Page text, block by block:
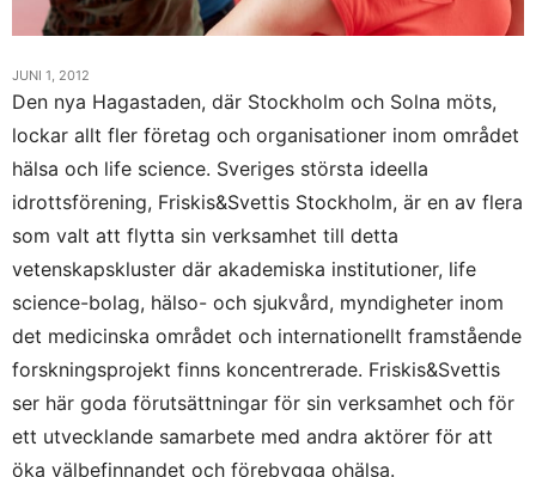
JUNI 1, 2012
Den nya Hagastaden, där Stockholm och Solna möts,
lockar allt fler företag och organisationer inom området
hälsa och life science. Sveriges största ideella
idrottsförening, Friskis&Svettis Stockholm, är en av flera
som valt att flytta sin verksamhet till detta
vetenskapskluster där akademiska institutioner, life
science-bolag, hälso- och sjukvård, myndigheter inom
det medicinska området och internationellt framstående
forskningsprojekt finns koncentrerade. Friskis&Svettis
ser här goda förutsättningar för sin verksamhet och för
ett utvecklande samarbete med andra aktörer för att
öka välbefinnandet och förebygga ohälsa.